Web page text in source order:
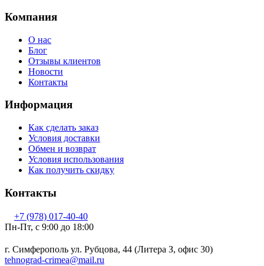
Компания
О нас
Блог
Отзывы клиентов
Новости
Контакты
Информация
Как сделать заказ
Условия доставки
Обмен и возврат
Условия использования
Как получить скидку
Контакты
+7 (978) 017-40-40
Пн-Пт, c 9:00 до 18:00
г. Симферополь ул. Рубцова, 44 (Литера З, офис 30)
tehnograd-crimea@mail.ru